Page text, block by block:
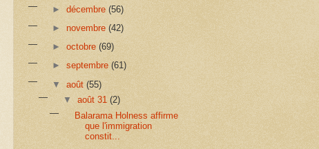
►décembre(56)
►novembre(42)
►octobre(69)
►septembre(61)
▼août(55)
▼ août 31 (2)
Balarama Holness affirme
que l'immigration
constit...